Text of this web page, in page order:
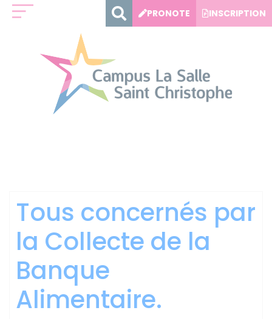
PRONOTE INSCRIPTION
Tous concernés par
la Collecte de la
Banque
Alimentaire.
Panneau de gestion des cookies